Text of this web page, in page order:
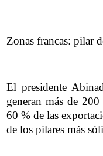
Zonas francas: pilar
El presidente
generan más de
60 % de las
de los pilares más